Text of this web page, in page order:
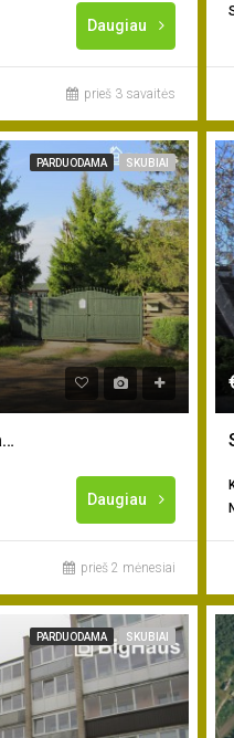
Daugiau
prieš 3 savaitės
PARDUODAMA SKUBIAI
Gerai įrengtas namas gražioje gamtoje netoli Klaipėdos m.
Daugiau
prieš 2 mėnesiai
PARDUODAMA SKUBIAI